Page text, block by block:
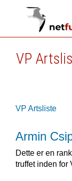
VP
VP Artsliste
Armin
Dette er en
truffet inden for